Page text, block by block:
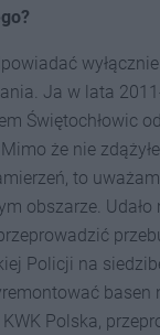
Ja w lata
Świętochłowic
że nie
to
obszarze. Udało
Policji na
basen
Polska,